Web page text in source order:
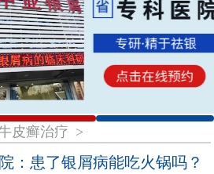
2 3
皮癣治疗 >
：患了银屑病能吃火锅吗？